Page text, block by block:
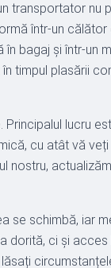
transportator nu
într-un călător
bagaj și într-un
timpul plasării
lucru
cu atât vă veți
nostru,
se schimbă, iar
dorită, ci și acces